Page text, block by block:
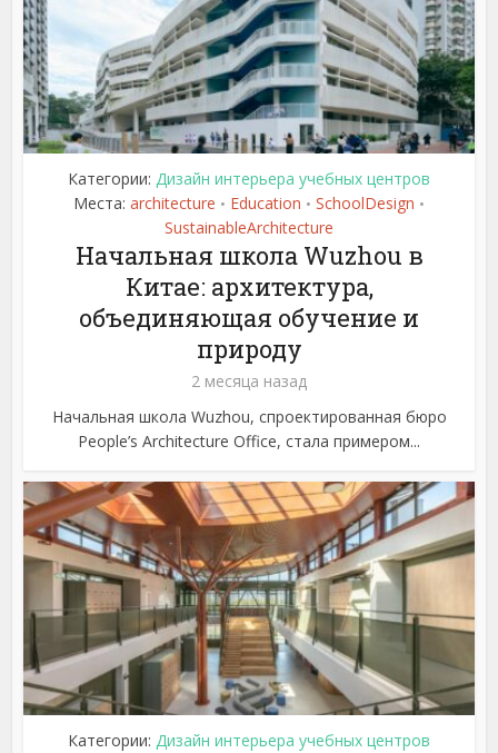
Категории: Дизайн интерьера учебных центров
Места: architecture • Education • SchoolDesign •
SustainableArchitecture
Начальная школа Wuzhou в
Китае: архитектура,
объединяющая обучение и
природу
2 месяца назад
Начальная школа Wuzhou, спроектированная бюро
People’s Architecture Office, стала примером...
Категории: Дизайн интерьера учебных центров